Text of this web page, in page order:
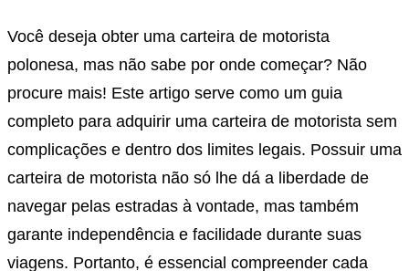
Você deseja obter uma carteira de motorista
polonesa, mas não sabe por onde começar? Não
procure mais! Este artigo serve como um guia
completo para adquirir uma carteira de motorista sem
complicações e dentro dos limites legais. Possuir uma
carteira de motorista não só lhe dá a liberdade de
navegar pelas estradas à vontade, mas também
garante independência e facilidade durante suas
viagens. Portanto, é essencial compreender cada